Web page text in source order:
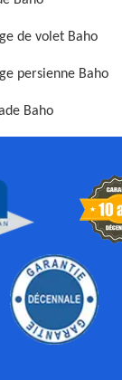
de volet Baho
persienne Baho
Baho